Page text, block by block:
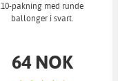
10-pakning med runde
ballonger i svart.
64 NOK